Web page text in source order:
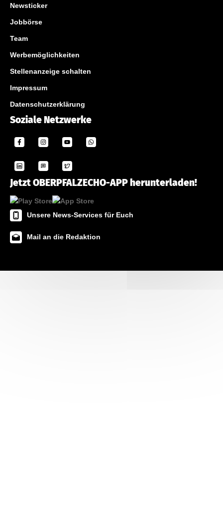
Newsticker
Jobbörse
Team
Werbemöglichkeiten
Stellenanzeige schalten
Impressum
Datenschutzerklärung
Soziale Netzwerke
Jetzt OBERPFALZECHO-APP herunterladen!
Unsere News-Services für Euch
Mail an die Redaktion